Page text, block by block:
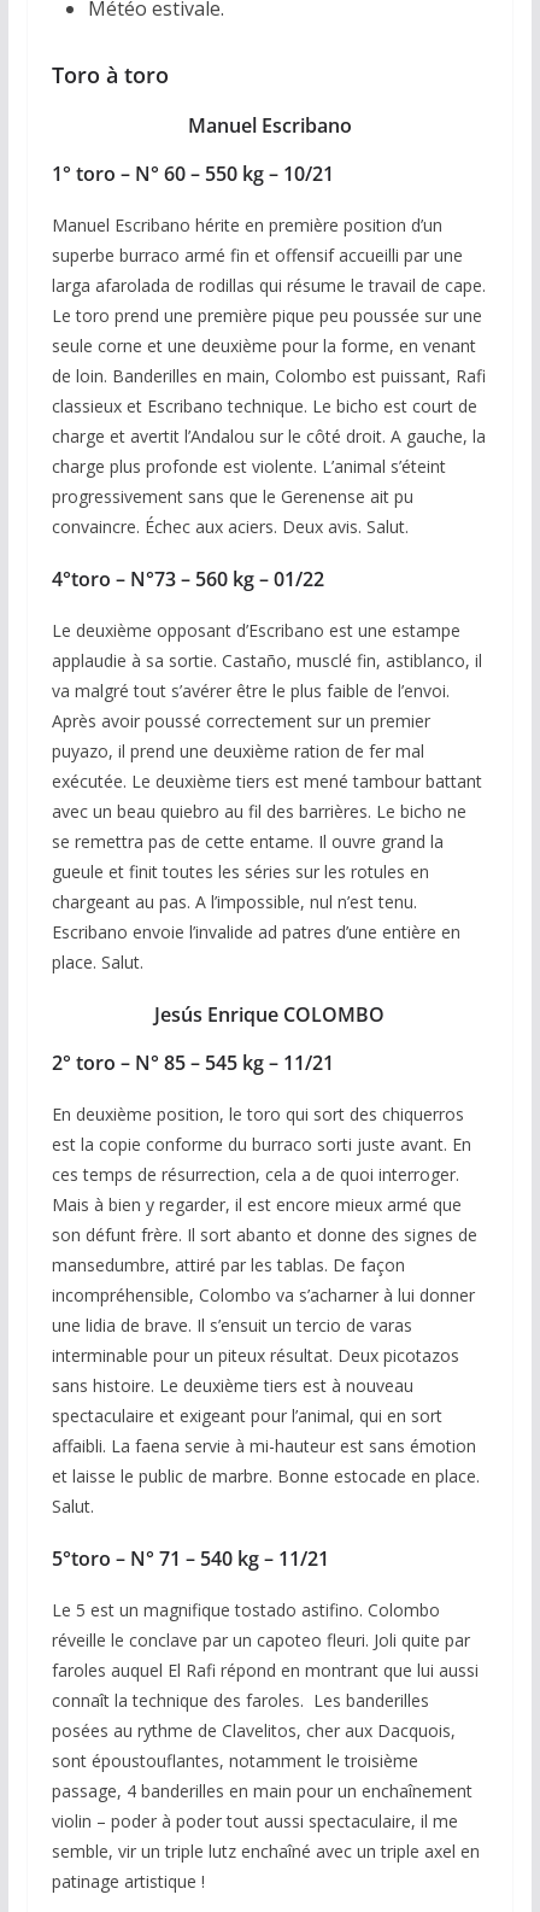
Météo estivale.
Toro à toro
Manuel Escribano
1° toro – N° 60 – 550 kg – 10/21
Manuel Escribano hérite en première position d’un
superbe burraco armé fin et offensif accueilli par une
larga afarolada de rodillas qui résume le travail de cape.
Le toro prend une première pique peu poussée sur une
seule corne et une deuxième pour la forme, en venant
de loin. Banderilles en main, Colombo est puissant, Rafi
classieux et Escribano technique. Le bicho est court de
charge et avertit l’Andalou sur le côté droit. A gauche, la
charge plus profonde est violente. L’animal s’éteint
progressivement sans que le Gerenense ait pu
convaincre. Échec aux aciers. Deux avis. Salut.
4°toro – N°73 – 560 kg – 01/22
Le deuxième opposant d’Escribano est une estampe
applaudie à sa sortie. Castaño, musclé fin, astiblanco, il
va malgré tout s’avérer être le plus faible de l’envoi.
Après avoir poussé correctement sur un premier
puyazo, il prend une deuxième ration de fer mal
exécutée. Le deuxième tiers est mené tambour battant
avec un beau quiebro au fil des barrières. Le bicho ne
se remettra pas de cette entame. Il ouvre grand la
gueule et finit toutes les séries sur les rotules en
chargeant au pas. A l’impossible, nul n’est tenu.
Escribano envoie l’invalide ad patres d’une entière en
place. Salut.
Jesús Enrique COLOMBO
2° toro – N° 85 – 545 kg – 11/21
En deuxième position, le toro qui sort des chiquerros
est la copie conforme du burraco sorti juste avant. En
ces temps de résurrection, cela a de quoi interroger.
Mais à bien y regarder, il est encore mieux armé que
son défunt frère. Il sort abanto et donne des signes de
mansedumbre, attiré par les tablas. De façon
incompréhensible, Colombo va s’acharner à lui donner
une lidia de brave. Il s’ensuit un tercio de varas
interminable pour un piteux résultat. Deux picotazos
sans histoire. Le deuxième tiers est à nouveau
spectaculaire et exigeant pour l’animal, qui en sort
affaibli. La faena servie à mi-hauteur est sans émotion
et laisse le public de marbre. Bonne estocade en place.
Salut.
5°toro – N° 71 – 540 kg – 11/21
Le 5 est un magnifique tostado astifino. Colombo
réveille le conclave par un capoteo fleuri. Joli quite par
faroles auquel El Rafi répond en montrant que lui aussi
connaît la technique des faroles. Les banderilles
posées au rythme de Clavelitos, cher aux Dacquois,
sont époustouflantes, notamment le troisième
passage, 4 banderilles en main pour un enchaînement
violin – poder à poder tout aussi spectaculaire, il me
semble, vir un triple lutz enchaîné avec un triple axel en
patinage artistique !